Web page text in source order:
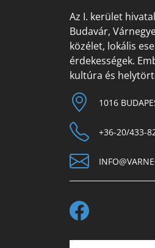
Az I. kerület
Budavár,
közélet, lokális
érdekességek.
kultúra és
1016
+36-20/433-